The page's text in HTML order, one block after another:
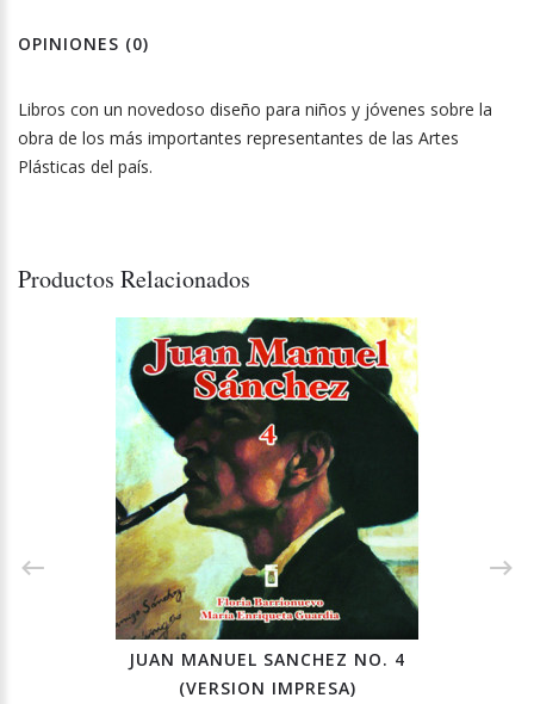
OPINIONES (0)
Libros con un novedoso diseño para niños y jóvenes sobre la
obra de los más importantes representantes de las Artes
Plásticas del país.
Productos Relacionados
JUAN MANUEL SANCHEZ NO. 4
(VERSION IMPRESA)